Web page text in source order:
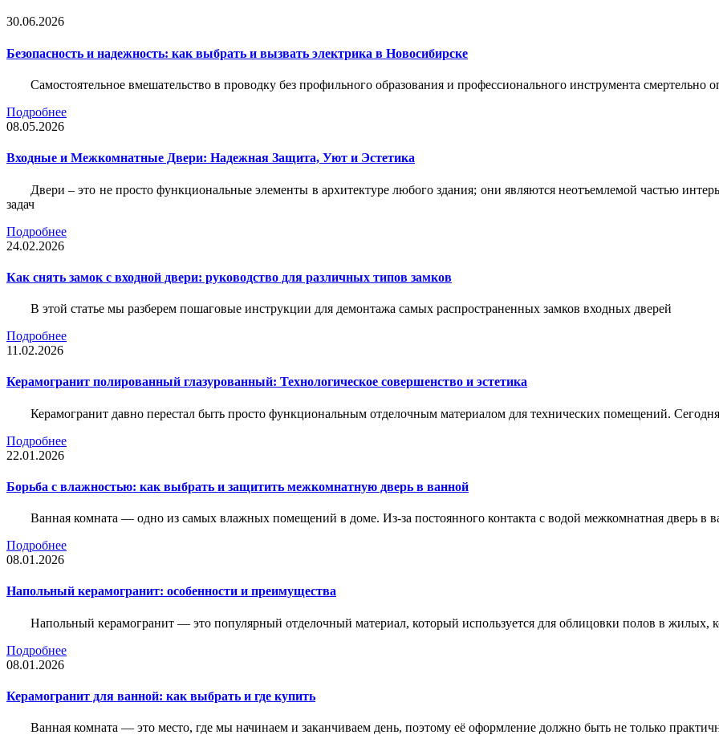
30.06.2026
Безопасность и надежность: как выбрать и вызвать электрика в Новосибирске
Самостоятельное вмешательство в проводку без профильного образования и профессионального инструмента смертельно
Подробнее
08.05.2026
Входные и Межкомнатные Двери: Надежная Защита, Уют и Эстетика
Двери – это не просто функциональные элементы в архитектуре любого здания; они являются неотъемлемой частью
задач
Подробнее
24.02.2026
Как снять замок с входной двери: руководство для различных типов замков
В этой статье мы разберем пошаговые инструкции для демонтажа самых распространенных замков входных дверей
Подробнее
11.02.2026
Керамогранит полированный глазурованный: Технологическое совершенство и эстетика
Керамогранит давно перестал быть просто функциональным отделочным материалом для технических помещений.
Подробнее
22.01.2026
Борьба с влажностью: как выбрать и защитить межкомнатную дверь в ванной
Ванная комната — одно из самых влажных помещений в доме. Из-за постоянного контакта с водой межкомнатная дверь в
Подробнее
08.01.2026
Напольный керамогранит: особенности и преимущества
Напольный керамогранит — это популярный отделочный материал, который используется для облицовки полов в
Подробнее
08.01.2026
Керамогранит для ванной: как выбрать и где купить
Ванная комната — это место, где мы начинаем и заканчиваем день, поэтому её оформление должно быть не только